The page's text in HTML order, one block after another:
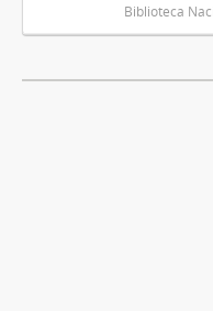
Biblioteca